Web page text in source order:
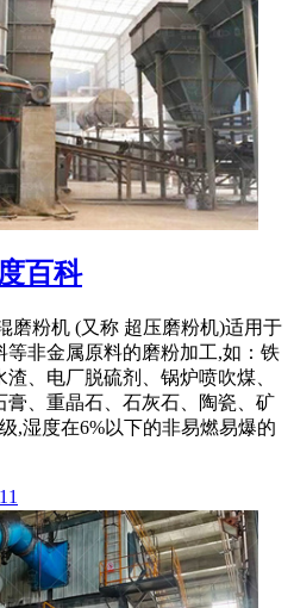
百科
磨粉机 (又称 超压磨粉机)适用于
等非金属原料的磨粉加工,如：铁
、电厂脱硫剂、锅炉喷吹煤、
膏、重晶石、石灰石、陶瓷、矿
,湿度在6%以下的非易燃易爆的